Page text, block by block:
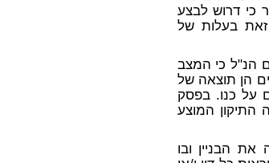
כי דרוש לבצע
בעלות של
הנ"ל כי המצב
הן תוצאה של
על כנו. בפסק
התיקון המוצע
הבניין ובו